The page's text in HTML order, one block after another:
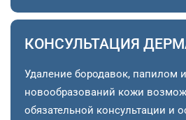
КОНСУЛЬТАЦИЯ
Удаление бородавок, папилом
новообразований кожи
обязательной консультации и